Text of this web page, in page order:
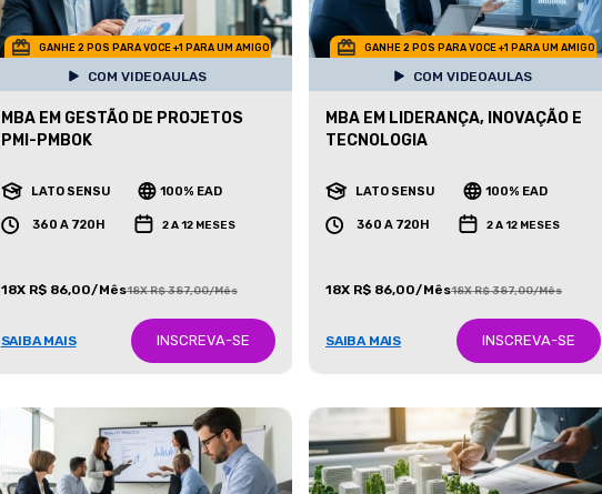
GANHE 2 POS PARA VOCE +1 PARA UM AMIGO
COM VIDEOAULAS
MBA EM GESTÃO DE PROJETOS
PMI-PMBOK
LATO SENSU 100% EAD
360 A 720H 2 A 12 MESES
18X R$ 86,00/Mês18X R$ 387,00/Mês
SAIBA MAIS INSCREVA-SE
GANHE 2 POS PARA VOCE +1 PARA UM AMIGO
COM VIDEOAULAS
MBA EM LIDERANÇA, INOVAÇÃO E
TECNOLOGIA
LATO SENSU 100% EAD
360 A 720H 2 A 12 MESES
18X R$ 86,00/Mês18X R$ 387,00/Mês
SAIBA MAIS INSCREVA-SE